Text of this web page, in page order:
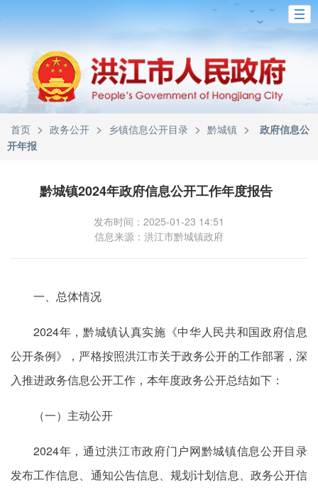
首页 > 政务公开 > 乡镇信息公开目录 > 黔城镇 >
政府信息公
开年报
黔城镇2024年政府信息公开工作年度报告
发布时间：2025-01-23 14:51
信息来源：洪江市黔城镇政府
一、总体情况
2024年，黔城镇认真实施《中华人民共和国政府信息
公开条例》，严格按照洪江市关于政务公开的工作部署，深
入推进政务信息公开工作，本年度政务公开总结如下：
（一）主动公开
2024年，通过洪江市政府门户网黔城镇信息公开目录
发布工作信息、通知公告信息、规划计划信息、政务公开信